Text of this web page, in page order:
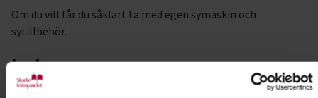
Om du vill får du såklart ta med egen symaskin och
sytillbehör.
Ledare
Anneli Nedholm är utbildad herrskräddare och modist med